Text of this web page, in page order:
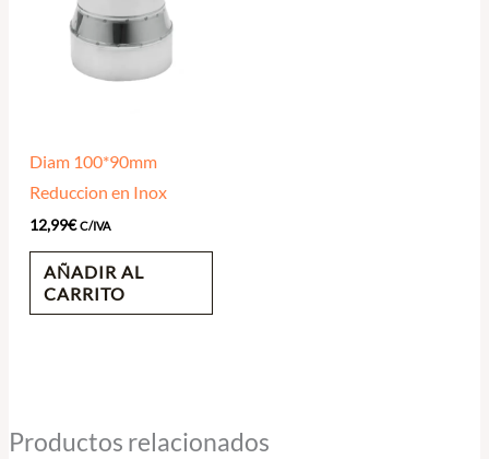
Diam 100*90mm
Reduccion en Inox
12,99€ C/IVA
AÑADIR AL
CARRITO
Productos relacionados